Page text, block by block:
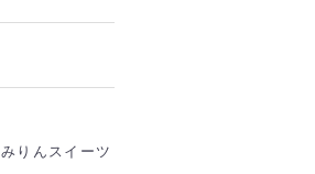
りんスイーツ